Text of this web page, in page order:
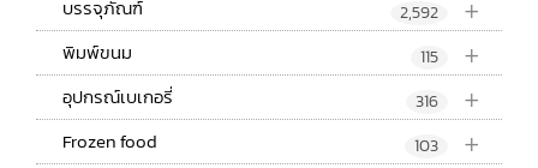
บรรจุภัณฑ์ 2,592
+
พิมพ์ขนม 115
+
อุปกรณ์เบเกอรี่ 316
+
Frozen food 103